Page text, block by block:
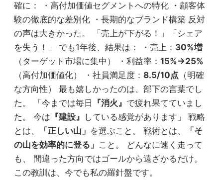
確に： ・高付加価値セグメントへの特化 ・顧客体
験の徹底的な差別化 ・長期的なブランド構築 反対
の声は大きかった。 「売上が下がる！」「シェア
を失う！」 でも1年後、結果は： ・売上： 30%増
（ターゲット市場に集中） ・利益率： 15%→25%
（高付加価値化） ・社員満足度： 8.5/10点 （明確
な方向性） 最も嬉しかったのは、部下の言葉でし
た。 「今までは毎日
『消火』 で疲れ果てていまし
た。 今は 『建設』 している感覚があります」 戦略
とは、
「正しい山」 を選ぶこと。 戦術とは、
「そ
の山を効率的に登る」 こと。 どんなに速く走って
も、 間違った方向ではゴールから遠ざかるだけ。
この教訓は、今でも私の羅針盤です。